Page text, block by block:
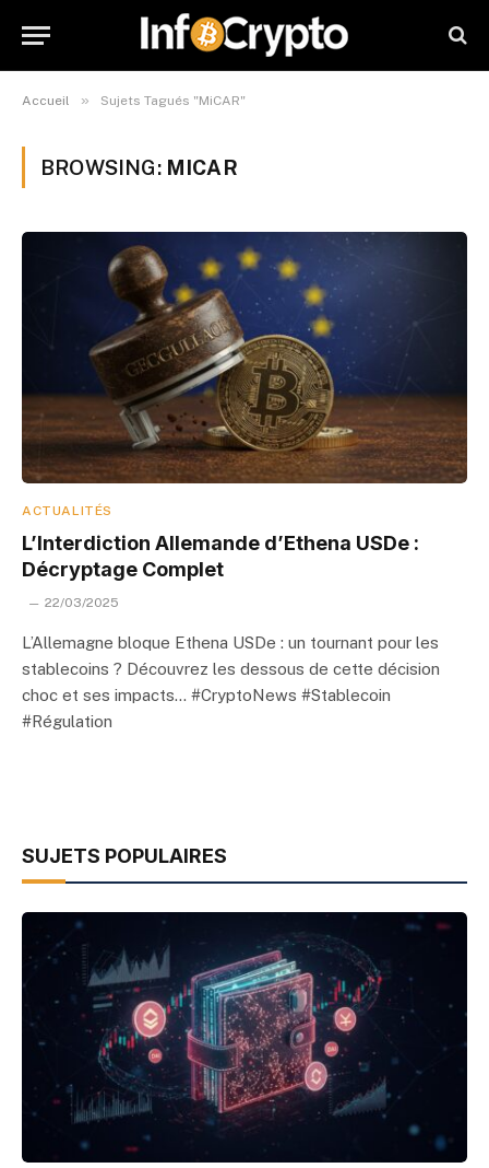
Accueil » Sujets Tagués "MiCAR"
BROWSING: MICAR
ACTUALITÉS
L’Interdiction Allemande d’Ethena USDe :
Décryptage Complet
22/03/2025
L’Allemagne bloque Ethena USDe : un tournant pour les
stablecoins ? Découvrez les dessous de cette décision
choc et ses impacts… #CryptoNews #Stablecoin
#Régulation
SUJETS POPULAIRES